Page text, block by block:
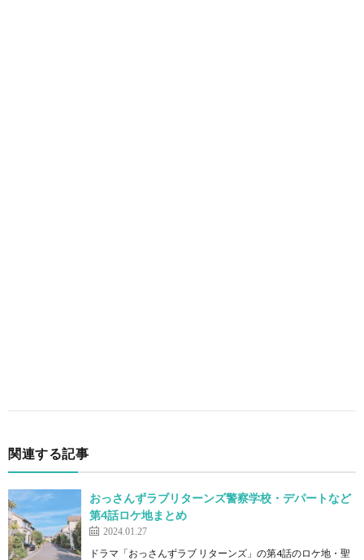
関連する記事
おっさんずラブリターンズ警察学校・デパートなど
第4話ロケ地まとめ
2024.01.27
ドラマ「おっさんずラブ リターンズ」の第4話のロケ地・聖